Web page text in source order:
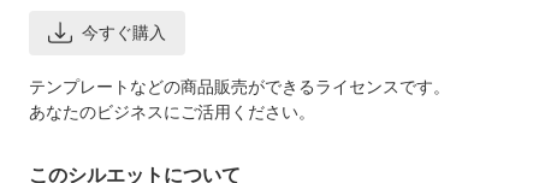
今すぐ購入
テンプレートなどの商品販売ができるライセンスです。
あなたのビジネスにご活用ください。
このシルエットについて